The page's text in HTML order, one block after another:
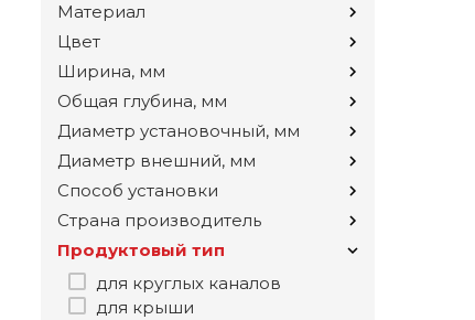
Материал
Цвет
Ширина, мм
Общая глубина, мм
Диаметр установочный, мм
Диаметр внешний, мм
Способ установки
Страна производитель
Продуктовый тип
для круглых каналов
для крыши